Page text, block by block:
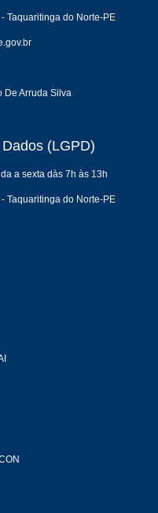
Taquaritinga do Norte-PE
De Arruda Silva
(LGPD)
a sexta dàs 7h às 13h
Taquaritinga do Norte-PE